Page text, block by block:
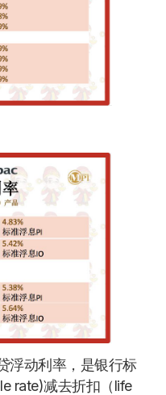
浮动利率，是银行标
rate)减去折扣（life